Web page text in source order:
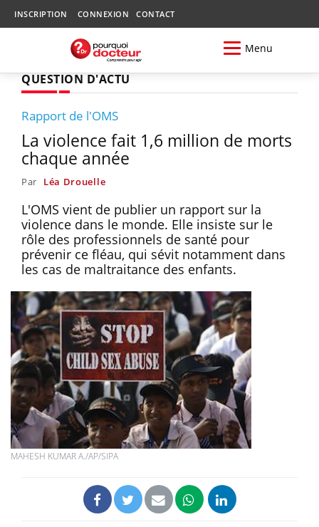
INSCRIPTION CONNEXION CONTACT
Menu
QUESTION D'ACTU
Rapport de l'OMS
La violence fait 1,6 million de morts
chaque année
Par Léa Drouelle
L'OMS vient de publier un rapport sur la
violence dans le monde. Elle insiste sur le
rôle des professionnels de santé pour
prévenir ce fléau, qui sévit notamment dans
les cas de maltraitance des enfants.
MAHESH KUMAR A./AP/SIPA